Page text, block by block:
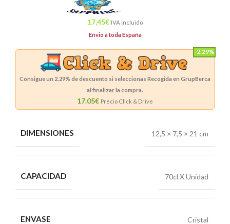
17,45€ IVA incluido
Envio a toda España
-2.29%
Consigue un 2.29% de descuento si seleccionas Recogida en GrupBerca
al finalizar la compra.
17.05€ Precio Click & Drive
DIMENSIONES 12,5 × 7,5 × 21 cm
CAPACIDAD 70cl X Unidad
ENVASE Cristal